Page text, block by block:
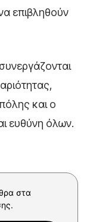
επιβληθούν
και ο
ευθύνη όλων.
στα